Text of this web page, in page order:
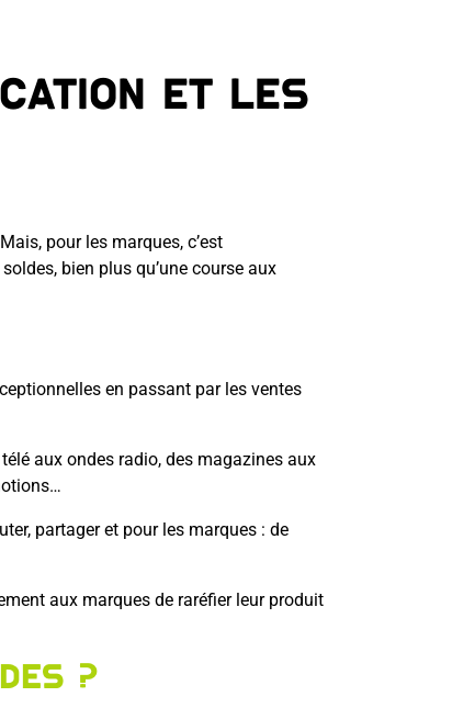
et les
pour les marques, c’est
bien plus qu’une course aux
en passant par les ventes
aux ondes radio, des magazines aux
partager et pour les marques : de
aux marques de raréfier leur produit
?